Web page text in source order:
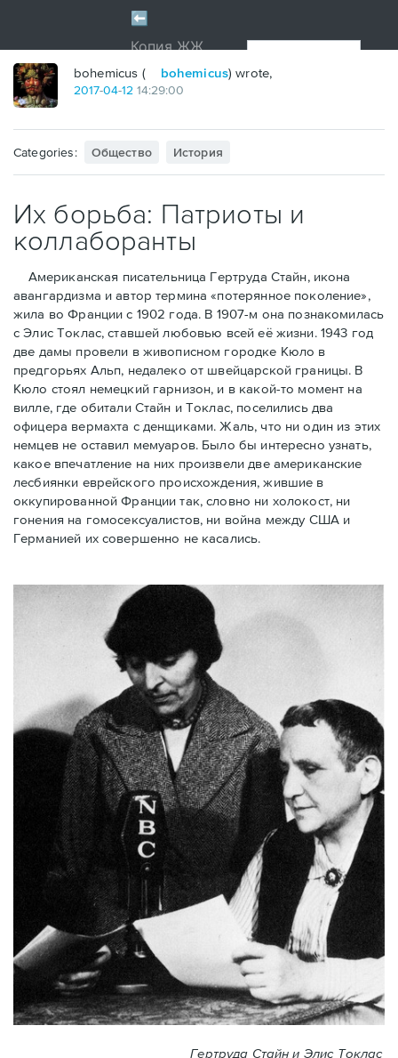
bohemicus ( bohemicus) wrote,
2017-04-12 14:29:00
Categories: Общество История
Их борьба: Патриоты и
коллаборанты
Американская писательница Гертруда Стайн, икона
авангардизма и автор термина «потерянное поколение»,
жила во Франции с 1902 года. В 1907-м она познакомилась
с Элис Токлас, ставшей любовью всей её жизни. 1943 год
две дамы провели в живописном городке Кюло в
предгорьях Альп, недалеко от швейцарской границы. В
Кюло стоял немецкий гарнизон, и в какой-то момент на
вилле, где обитали Стайн и Токлас, поселились два
офицера вермахта с денщиками. Жаль, что ни один из этих
немцев не оставил мемуаров. Было бы интересно узнать,
какое впечатление на них произвели две американские
лесбиянки еврейского происхождения, жившие в
оккупированной Франции так, словно ни холокост, ни
гонения на гомосексуалистов, ни война между США и
Германией их совершенно не касались.
Гертруда Стайн и Элис Токлас